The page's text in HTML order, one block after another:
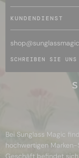
KUNDENDIENST
shop@
SCHREIBEN SIE UNS
Bei Sunglass Magic
hochwertigen Marken-
Geschäft befindet